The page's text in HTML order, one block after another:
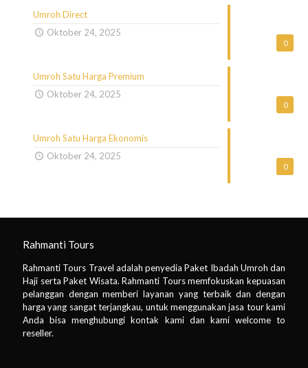
0
Umroh Direct
Oktober 24, 2025
0
Umroh Satu Harga Premium
Oktober 24, 2025
0
Umroh Satu Harga Ekonomis
Oktober 24, 2025
Rahmanti Tours
Rahmanti Tours Travel adalah penyedia Paket Ibadah Umroh dan
Haji serta Paket Wisata. Rahmanti Tours memfokuskan kepuasan
pelanggan dengan memberi layanan yang terbaik dan dengan
harga yang sangat terjangkau, untuk menggunakan jasa tour kami
Anda bisa menghubungi kontak kami dan kami welcome to
reseller.